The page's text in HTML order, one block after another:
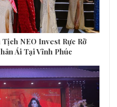
NEO Invest Rực Rỡ
Ái Tại Vĩnh Phúc